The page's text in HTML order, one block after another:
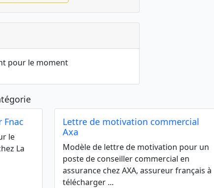
pour le moment
le
La
Lettre de motivation commercial
Axa
Modèle de lettre de motivation pour un
poste de conseiller commercial en
assurance chez AXA, assureur français à
télécharger ...